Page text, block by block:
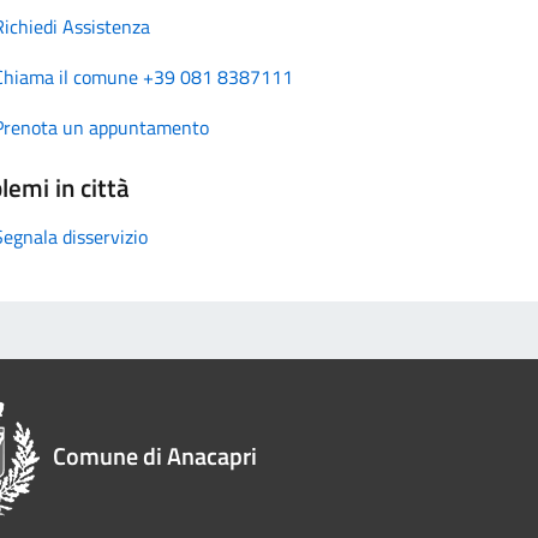
Assistenza
il comune +39 081 8387111
un appuntamento
in città
disservizio
Comune di Anacapri